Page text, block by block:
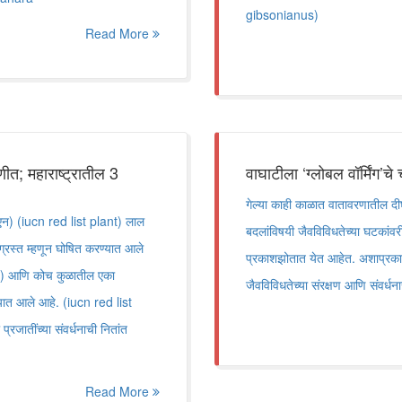
Read More
gibsonianus)
महाराष्ट्रातील 3
(iucn red list plant) लाल
म्हणून घोषित करण्यात आले
आणि कोच कुळातील एका
आले आहे. (iucn red list
संवर्धनाची नितांत
Read More
वाघाटीला ‘ग्लोबल
गेल्या काही काळात वातावरणातील
बदलांविषयी जैवविविधतेच्या
प्रकाशझोतात येत आहेत.
जैवविविधतेच्या संरक्षण आणि